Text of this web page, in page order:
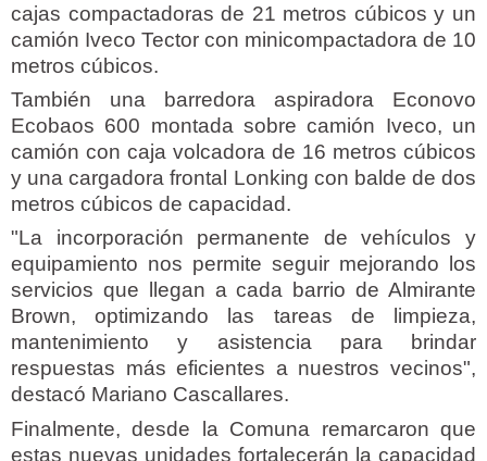
cajas compactadoras de 21 metros cúbicos y un
camión Iveco Tector con minicompactadora de 10
metros cúbicos.
También una barredora aspiradora Econovo
Ecobaos 600 montada sobre camión Iveco, un
camión con caja volcadora de 16 metros cúbicos
y una cargadora frontal Lonking con balde de dos
metros cúbicos de capacidad.
"La incorporación permanente de vehículos y
equipamiento nos permite seguir mejorando los
servicios que llegan a cada barrio de Almirante
Brown, optimizando las tareas de limpieza,
mantenimiento y asistencia para brindar
respuestas más eficientes a nuestros vecinos",
destacó Mariano Cascallares.
Finalmente, desde la Comuna remarcaron que
estas nuevas unidades fortalecerán la capacidad